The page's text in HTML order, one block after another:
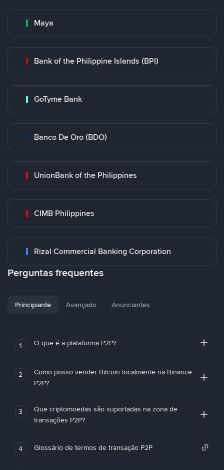
Maya
Bank of the Philippine Islands (BPI)
GoTyme Bank
Banco De Oro (BDO)
UnionBank of the Philippines
CIMB Philippines
Rizal Commercial Banking Corporation
Perguntas frequentes
Principiante Avançado Anunciantes
1 O que é a plataforma P2P?
2
Como posso vender Bitcoin localmente na Binance
P2P?
3
Que criptomoedas são suportadas na zona de
transações P2P?
4 Glossário de termos de transação P2P